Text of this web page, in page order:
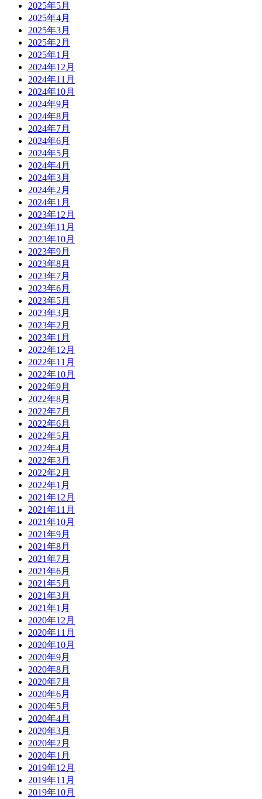
2025年5月
2025年4月
2025年3月
2025年2月
2025年1月
2024年12月
2024年11月
2024年10月
2024年9月
2024年8月
2024年7月
2024年6月
2024年5月
2024年4月
2024年3月
2024年2月
2024年1月
2023年12月
2023年11月
2023年10月
2023年9月
2023年8月
2023年7月
2023年6月
2023年5月
2023年3月
2023年2月
2023年1月
2022年12月
2022年11月
2022年10月
2022年9月
2022年8月
2022年7月
2022年6月
2022年5月
2022年4月
2022年3月
2022年2月
2022年1月
2021年12月
2021年11月
2021年10月
2021年9月
2021年8月
2021年7月
2021年6月
2021年5月
2021年3月
2021年1月
2020年12月
2020年11月
2020年10月
2020年9月
2020年8月
2020年7月
2020年6月
2020年5月
2020年4月
2020年3月
2020年2月
2020年1月
2019年12月
2019年11月
2019年10月